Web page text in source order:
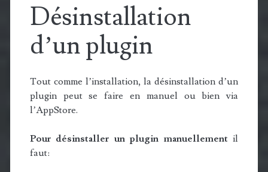
Désinstallation
d’un plugin
Tout comme l’installation, la désinstallation d’un
plugin peut se faire en manuel ou bien via
l’AppStore.
Pour désinstaller un plugin manuellementil
faut: